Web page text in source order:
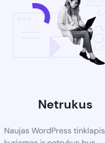
Netrukus
Naujas WordPress tinklapis